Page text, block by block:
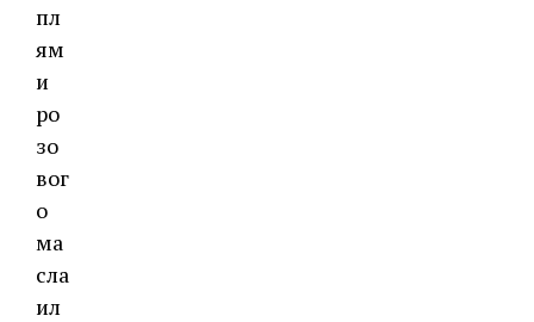
пл
ям
и
ро
зо
вог
о
ма
сла
ил